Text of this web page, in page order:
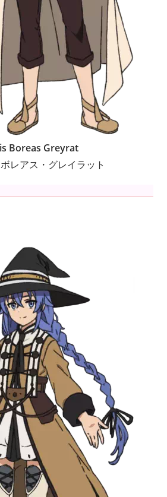
Boreas Greyrat
レアス・グレイラット